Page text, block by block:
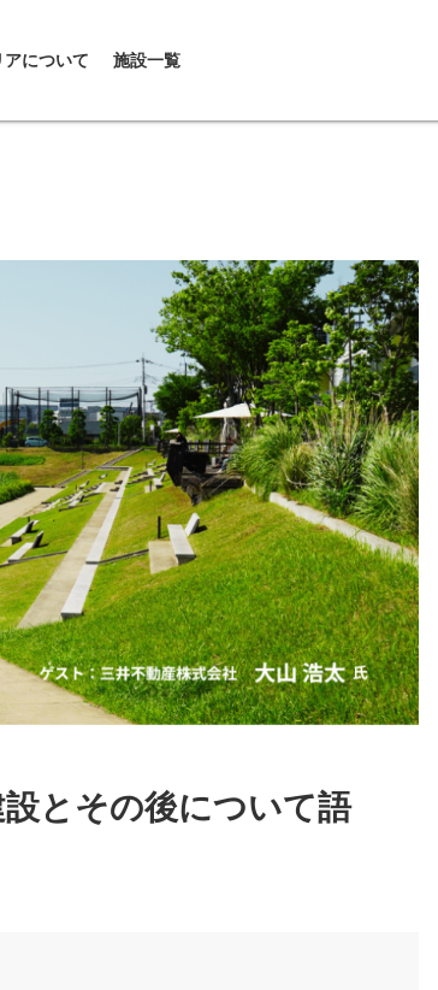
について 施設一覧
とその後について語